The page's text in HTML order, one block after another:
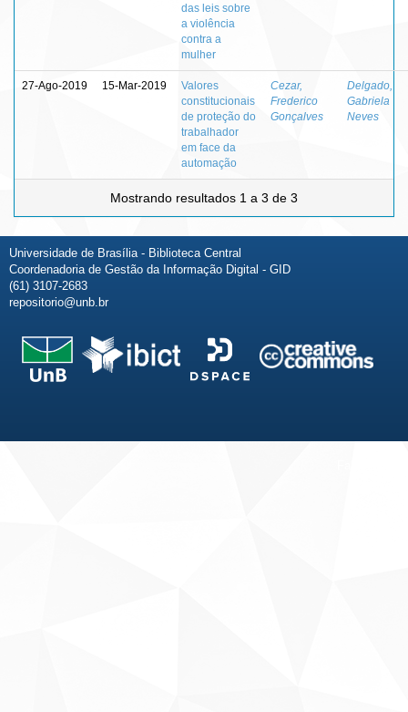
das leis sobre
a violência
contra a
mulher
27-Ago-2019 15-Mar-2019
Valores
constitucionais
de proteção do
trabalhador
em face da
automação
Cezar,
Frederico
Gonçalves
Delgado,
Gabriela
Neves
Mostrando resultados 1 a 3 de 3
Universidade de Brasília - Biblioteca Central
Coordenadoria de Gestão da Informação Digital - GID
(61) 3107-2683
repositorio@unb.br